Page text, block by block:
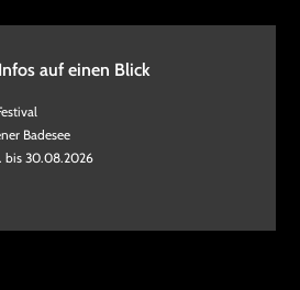
auf einen Blick
Badesee
bis 30.08.2026